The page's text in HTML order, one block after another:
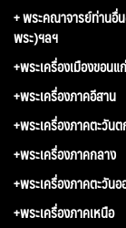
+ พระคณาจารย์ท่านอื่
พระ)ฯลฯ
+พระเครื่องเมืองขอนแ
+พระเครื่องภาคอีสาน
+พระเครื่องภาคตะวัน
+พระเครื่องภาคกลาง
+พระเครื่องภาคตะวัน
+พระเครื่องภาคเหนือ